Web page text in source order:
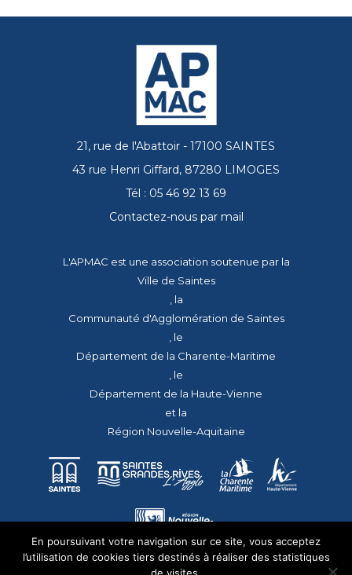
21, rue de l'Abattoir - 17100 SAINTES
43 rue Henri Giffard, 87280 LIMOGES
Tél : 05 46 92 13 69
Contactez-nous par mail
L'APMAC est une association soutenue par la
Ville de Saintes
, la
Communauté d'Agglomération de Saintes
, le
Département de la Charente-Maritime
, le
Département de la Haute-Vienne
et la
Région Nouvelle-Aquitaine
En poursuivant votre navigation sur ce site, vous acceptez
l’utilisation de cookies tiers destinés à réaliser des statistiques